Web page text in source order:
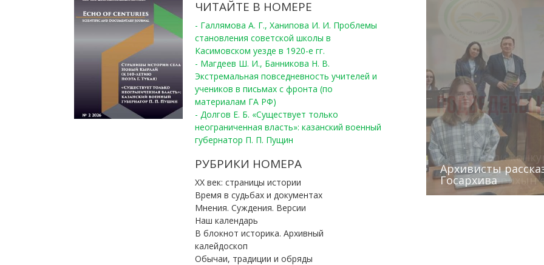
ЧИТАЙТЕ В НОМЕРЕ
- Галлямова А. Г., Ханипова И. И. Проблемы
становления советской школы в
Касимовском уезде в 1920-е гг.
- Магдеев Ш. И., Банникова Н. В.
Экстремальная повседневность учителей и
учеников в письмах с фронта (по
материалам ГА РФ)
- Долгов Е. Б. «Существует только
неограниченная власть»: казанский военный
губернатор П. П. Пущин
РУБРИКИ НОМЕРА
ХХ век: страницы истории
Время в судьбах и документах
Мнения. Суждения. Версии
Наш календарь
В блокнот историка. Архивный
калейдоскоп
Обычаи, традиции и обряды
Победители
«Архивные фонды
туган як тарихын
Архивисты
Госархива
Сотрудники
Эхо веков»
(КХТИ)
«Мир архивов